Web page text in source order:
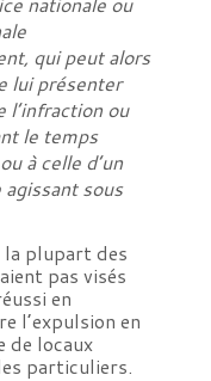
qui peut alors
lui présenter
l’infraction ou
le temps
à celle d’un
sous
la plupart des
pas visés
en
l’expulsion en
de locaux
particuliers.